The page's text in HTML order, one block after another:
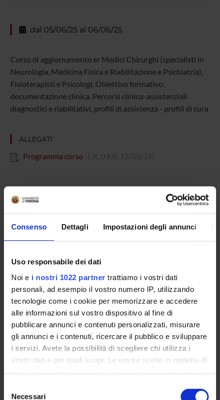
Consenso Dettagli Impostazioni degli annunci
Uso responsabile dei dati
Noi e i nostri 1022 partner trattiamo i vostri dati
personali, ad esempio il vostro numero IP, utilizzando
tecnologie come i cookie per memorizzare e accedere
alle informazioni sul vostro dispositivo al fine di
pubblicare annunci e contenuti personalizzati, misurare
gli annunci e i contenuti, ricercare il pubblico e sviluppare
i servizi. Avete la possibilità di scegliere chi utilizza i
vostri dati e per quali scopi. Le vostre scelte in materia di
privacy sono applicabili solo su questa proprietà digitale
modificare o revocare il proprio consenso in qualsiasi
Necessari
dal 05/06/25 al 06/06/25
Corso di aggiornamento er Medici Chirurghi (specialisti in
Neurologia, Medicina Fisica e Riabilitazione e Psichiatria),
Fisioterapisti e Psicologi. Obiettivo formativo:
documentazione clinica. Percorsi clinico-assistenziali
diagnostici e riabilitativi, profili di assistenza - profili di cura
ALLEGATI
Programma corso
Referente
Michele Tinazzi
Partecipante
Elena Antelmi-Ilaria Antonella Di Vico-
Neuroscienze, Biomedicina e Movimento
ORGANIZZAZIONE
GOVERNANCE